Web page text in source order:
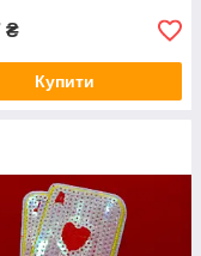
₴
Купити